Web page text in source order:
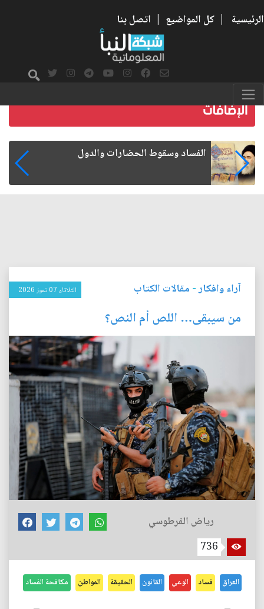
الرئيسية | كل المواضيع | اتصل بنا
رواتب الموظفين على صفيح ساخن
آراء وافكار- مقالات الكتاب الثلاثاء 07 تموز 2026
من سيبقى… اللص أم النص؟
رياض الفرطوسي
736
العراق فساد الوعي القانون الحقيقة المواطن مكافحة الفساد